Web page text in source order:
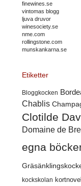
finewines.se
vintomas blogg
ljuva druvor
winesociety.se
nme.com
rollingstone.com
munskankarna.se
Etiketter
Bloggkocken
Chablis
Clotilde
Domaine de
egna
kockskolan kortnovell